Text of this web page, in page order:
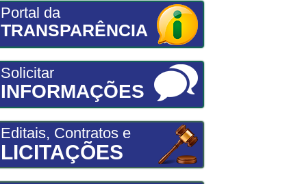
Portal da
TRANSPARÊNCIA
Solicitar
INFORMAÇÕES
Editais, Contratos e
LICITAÇÕES